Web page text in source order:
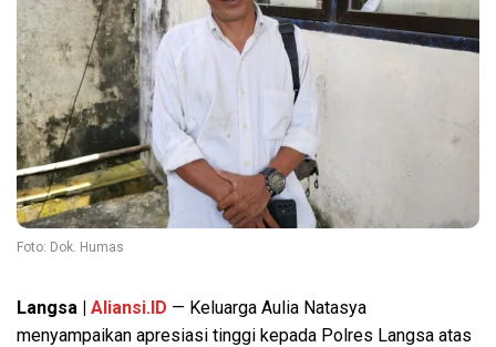
Foto: Dok. Humas
Langsa | Aliansi.ID — Keluarga Aulia Natasya
menyampaikan apresiasi tinggi kepada Polres Langsa atas